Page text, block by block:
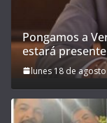
Pongamos a
estará
lunes 18 de